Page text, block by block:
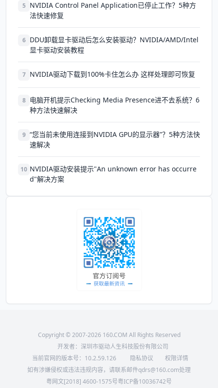
5 NVIDIA Control Panel Application已停止工作？5种方
法快速修复
6 DDU卸载显卡驱动后怎么安装驱动？NVIDIA/AMD/Intel
显卡驱动安装教程
7 NVIDIA驱动下载到100%卡住怎么办 这样处理即可恢复
8 电脑开机提示Checking Media Presence进不去系统？6
种方法快速解决
9 “您当前未使用连接到NVIDIA GPU的显示器”？5种方法快
速解决
10 NVIDIA驱动安装提示"An unknown error has occurre
d"解决方案
Copyright © 2007-2026 160.COM All Rights Reserved
开发者：深圳市驱动人生科技股份有限公司
当前官网的版本号： 10.2.59.126 隐私协议
权限详情
如有涉嫌侵权或违法违规内容，请联系邮件qdrs@160.com处理
粤网文[2018] 4600-1575号粤ICP备10036742号